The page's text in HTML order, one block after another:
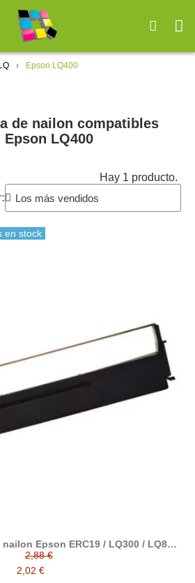
Epson LQ400
de nailon compatibles
LQ400
Hay 1 producto.
en stock
Epson ERC19 / LQ300 / LQ800
a Epson C13S015021
2,88 €
2,02 €